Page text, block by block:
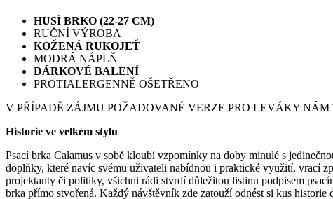
HUSÍ BRKO (22-27 CM)
RUČNÍ VÝROBA
KOŽENÁ RUKOJEŤ
MODRÁ NÁPLŇ
DÁRKOVÉ BALENÍ
PROTIALERGENNĚ OŠETŘENO
V PŘÍPADĚ ZÁJMU POŽADOVANÉ VERZE PRO LEVÁKY
Historie ve velkém stylu
Psací brka Calamus v sobě kloubí vzpomínky na doby minulé s
doplňky, které navíc svému uživateli nabídnou i praktické využití, vrací
projektanty či politiky, všichni rádi stvrdí důležitou listinu podpisem
brka přímo stvořená. Každý návštěvník zde zatouží odnést si kus